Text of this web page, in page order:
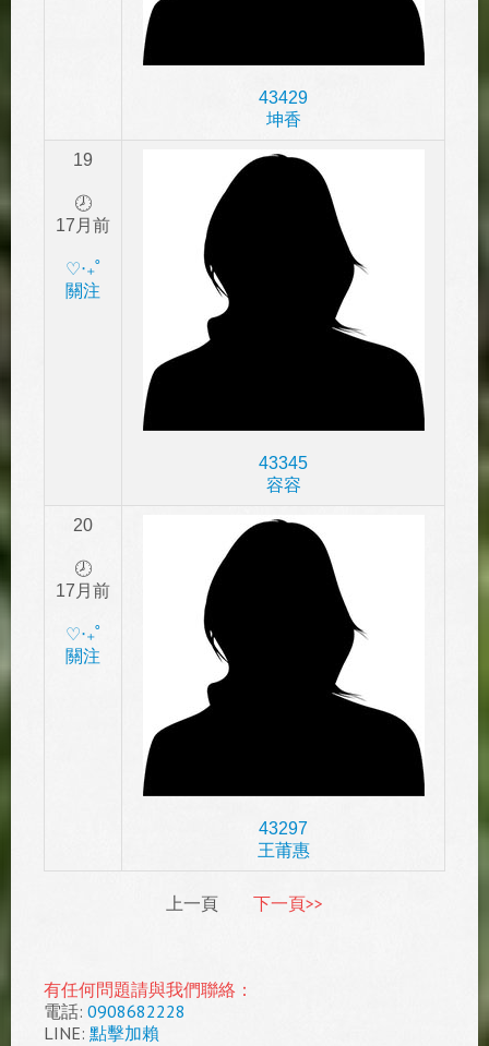
43429
坤香
19
🕗
17月前
‎♡‧₊˚
關注
43345
容容
20
🕗
17月前
‎♡‧₊˚
關注
43297
王莆惠
上一頁 下一頁>>
有任何問題請與我們聯絡：
電話: 0908682228
LINE: 點擊加賴